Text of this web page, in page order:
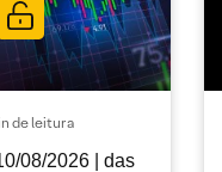
de leitura
08/2026 | das